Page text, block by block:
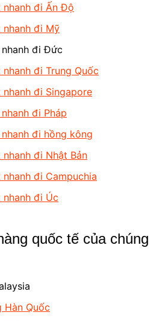
nhanh đi Ấn Độ
nhanh đi Mỹ
đi Đức
nhanh đi Trung Quốc
nhanh đi Singapore
đi Pháp
đi hồng kông
nhanh đi Nhật Bản
nhanh đi Campuchia
nhanh đi Úc
quốc tế của chúng
Hàn Quốc